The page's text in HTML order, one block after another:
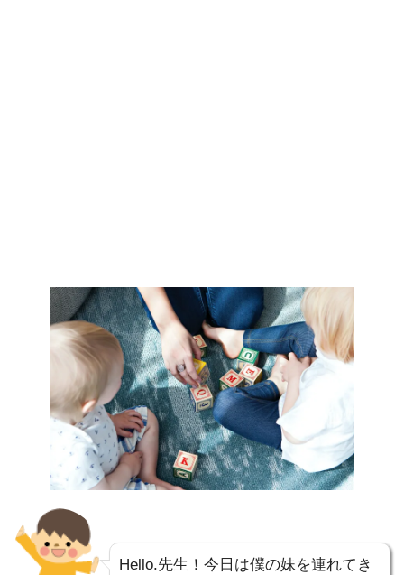
Hello.先生！今日は僕の妹を連れてき